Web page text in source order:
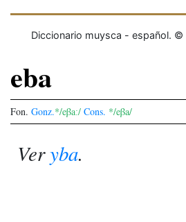
Diccionario muysca - español. ©
eba
Fon. Gonz.*/eβaː/ Cons. */eβa/
Veryba.